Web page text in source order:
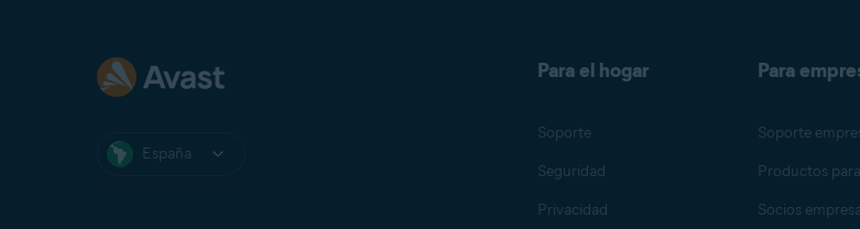
España
Para el hogar
Soporte
Seguridad
Privacidad
Para
Soporte
Productos
Socios